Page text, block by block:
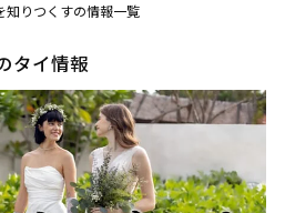
知りつくすの情報一覧
タイ情報